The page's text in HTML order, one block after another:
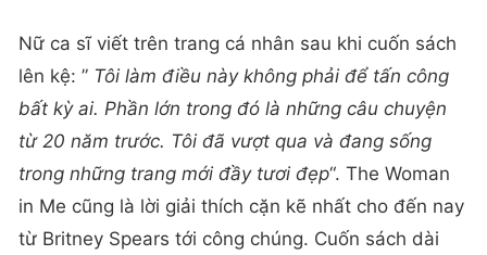
Nữ ca sĩ viết trên trang cá nhân sau khi cuốn sách
lên kệ: ” Tôi làm điều này không phải để tấn công
bất kỳ ai. Phần lớn trong đó là những câu chuyện
từ 20 năm trước. Tôi đã vượt qua và đang sống
trong những trang mới đầy tươi đẹp“. The Woman
in Me cũng là lời giải thích cặn kẽ nhất cho đến nay
từ Britney Spears tới công chúng. Cuốn sách dài